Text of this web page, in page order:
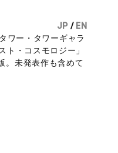
JP / EN
ワー・タワーギャラ
・コスモロジー」
。未発表作も含めて